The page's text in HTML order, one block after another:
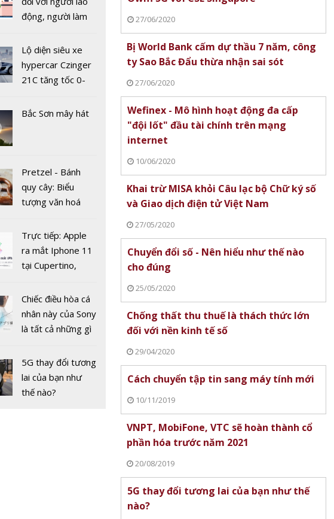
Hoàn thiện dải
Vivobook trước
thềm năm học mới
hành đĩa đơn mới
nhất mang tên
'Pink Venom'
động, người làm
hàng tại khu dịch
vụ trong dịch
Covid-19
Lộ diện siêu xe
hypercar Czinger
21C tăng tốc 0-
2 giây
Bắc Sơn mây hát
Pretzel - Bánh
quy cây: Biểu
tượng văn hoá
tranh cãi về nguồn
gốc
Trực tiếp: Apple
ra mắt Iphone 11
tại Cupertino,
Chiếc điều hòa cá
nhân này của Sony
là tất cả những gì
sót qua mùa hè
nóng nực
5G thay đổi tương
lai của bạn như
thế nào?
27/06/2020
Bị World Bank cấm dự thầu 7 năm, công
ty Sao Bắc Đẩu thừa nhận sai sót
27/06/2020
Wefinex - Mô hình hoạt động đa cấp
"đội lốt" đầu tài chính trên mạng
internet
10/06/2020
Khai trừ MISA khỏi Câu lạc bộ Chữ ký số
và Giao dịch điện tử Việt Nam
27/05/2020
Chuyển đổi số - Nên hiểu như thế nào
cho đúng
25/05/2020
Chống thất thu thuế là thách thức lớn
đối với nền kinh tế số
29/04/2020
Cách chuyển tập tin sang máy tính mới
10/11/2019
VNPT, MobiFone, VTC sẽ hoàn thành cổ
phần hóa trước năm 2021
20/08/2019
5G thay đổi tương lai của bạn như thế
nào?